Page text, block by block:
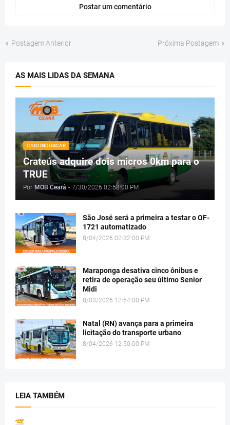
Postar um comentário
Postagem Anterior Próxima Postagem
AS MAIS LIDAS DA SEMANA
CAIO INDUSCAR
Crateús adquire dois micros 0km para o
TRUE
Por MOB Ceará - 7/30/2026 02:58:00 PM
São José será a primeira a testar o OF-
1721 automatizado
8/04/2026 02:32:00 PM
Maraponga desativa cinco ônibus e
retira de operação seu último Senior
Midi
8/03/2026 12:54:00 PM
Natal (RN) avança para a primeira
licitação do transporte urbano
8/04/2026 12:50:00 PM
LEIA TAMBÉM